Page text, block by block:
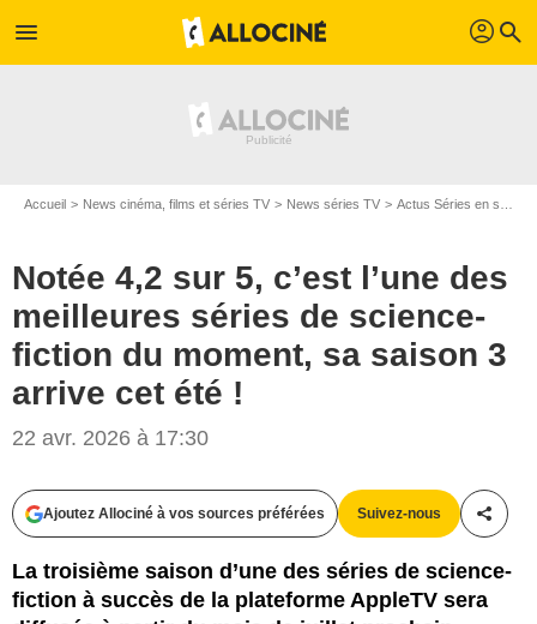
menu profil search
Accueil News cinéma, films et séries TV News séries TV Actus Séries en streaming
Notée 4,2 sur 5, c’est l’une des
meilleures séries de science-
fiction du moment, sa saison 3
arrive cet été !
22 avr. 2026 à 17:30
Ajoutez Allociné à vos sources préférées Suivez-nous
La troisième saison d’une des séries de science-
fiction à succès de la plateforme AppleTV sera